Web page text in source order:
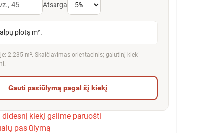
Atsarga
plotą m².
2.235 m². Skaičiavimas orientacinis; galutinį kiekį
Gauti pasiūlymą pagal šį kiekį
didesnį kiekį galime paruošti
pasiūlymą